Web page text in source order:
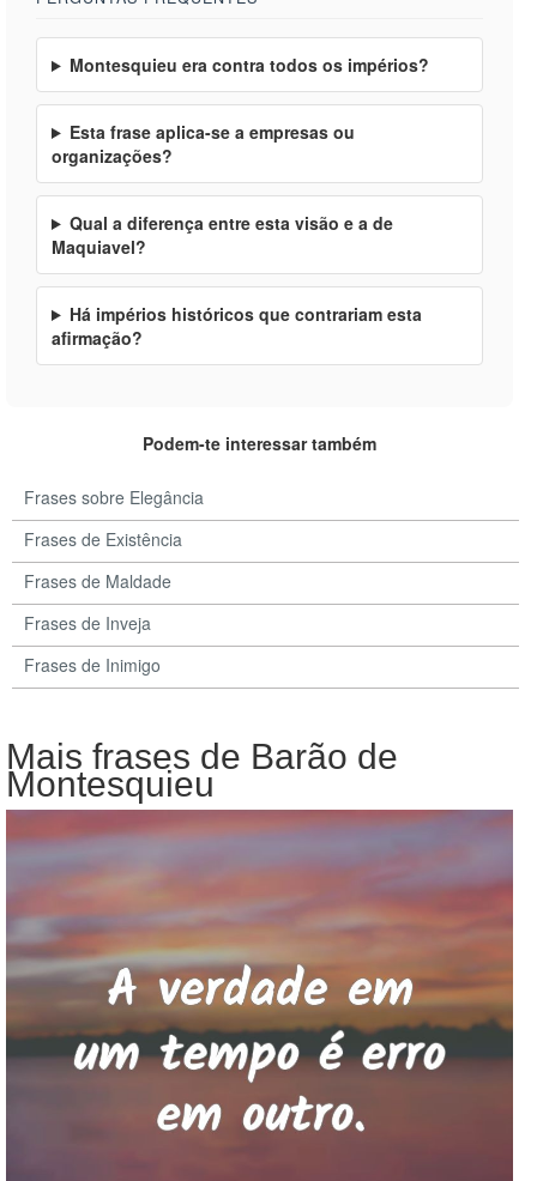
Montesquieu era contra todos os impérios?
Esta frase aplica-se a empresas ou
organizações?
Qual a diferença entre esta visão e a de
Maquiavel?
Há impérios históricos que contrariam esta
afirmação?
Podem-te interessar também
Frases sobre Elegância
Frases de Existência
Frases de Maldade
Frases de Inveja
Frases de Inimigo
Mais frases de Barão de
Montesquieu